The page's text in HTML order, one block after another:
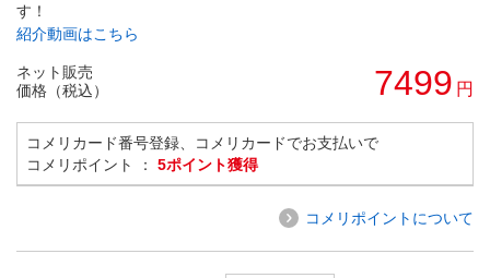
す！
紹介動画はこちら
ネット販売
価格（税込）
7499 円
コメリカード番号登録、コメリカードでお支払いで
コメリポイント ： 5ポイント獲得
コメリポイントについて